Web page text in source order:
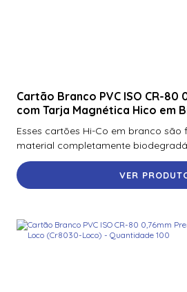
Cartão Branco PVC ISO CR-80
com Tarja Magnética Hico em
Esses cartões Hi-Co em branco são
material completamente
VER